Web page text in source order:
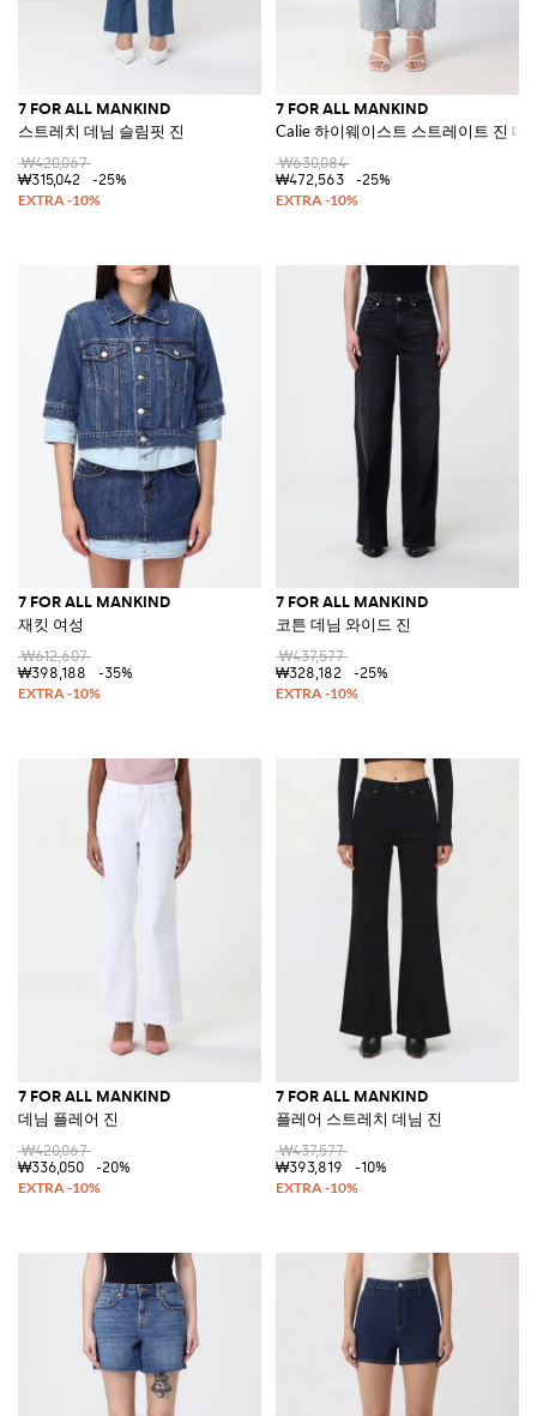
7 FOR ALL MANKIND
스트레치 데님 슬림핏 진
₩420,067
₩315,042
-25%
7 FOR ALL MANKIND
Calie 하이웨이스트 스트레이트 진 데
₩630,084
₩472,563
-25%
7 FOR ALL MANKIND
재킷 여성
₩612,607
₩398,188
-35%
7 FOR ALL MANKIND
코튼 데님 와이드 진
₩437,577
₩328,182
-25%
7 FOR ALL MANKIND
데님 플레어 진
₩420,067
₩336,050
-20%
7 FOR ALL MANKIND
플레어 스트레치 데님 진
₩437,577
₩393,819
-10%